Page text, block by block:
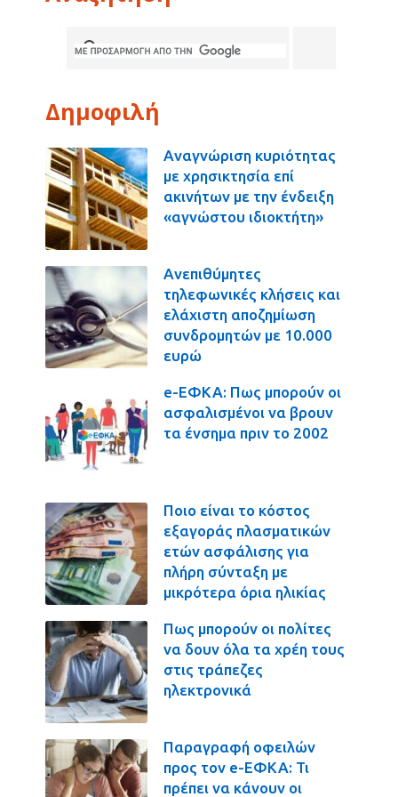
Δημοφιλή
Αναγνώριση κυριότητας
με χρησικτησία επί
ακινήτων με την ένδειξη
«αγνώστου ιδιοκτήτη»
Ανεπιθύμητες
τηλεφωνικές κλήσεις και
ελάχιστη αποζημίωση
συνδρομητών με 10.000
ευρώ
e-ΕΦΚΑ: Πως μπορούν οι
ασφαλισμένοι να βρουν
τα ένσημα πριν το 2002
Ποιο είναι το κόστος
εξαγοράς πλασματικών
ετών ασφάλισης για
πλήρη σύνταξη με
μικρότερα όρια ηλικίας
Πως μπορούν οι πολίτες
να δουν όλα τα χρέη τους
στις τράπεζες
ηλεκτρονικά
Παραγραφή οφειλών
προς τον e-ΕΦΚΑ: Τι
πρέπει να κάνουν οι